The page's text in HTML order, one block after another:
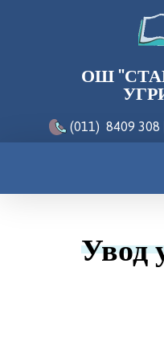
ОШ
(011) 8409 308
Увод